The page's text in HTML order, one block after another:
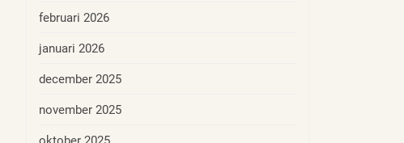
februari 2026
januari 2026
december 2025
november 2025